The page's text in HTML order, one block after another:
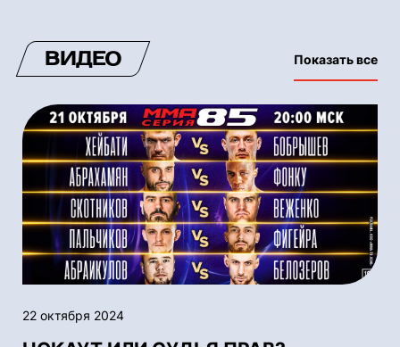
ВИДЕО Показать все
22 октября 2024